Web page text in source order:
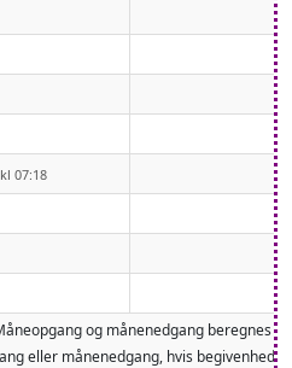
07:18
og månenedgang beregnes
eller månenedgang, hvis